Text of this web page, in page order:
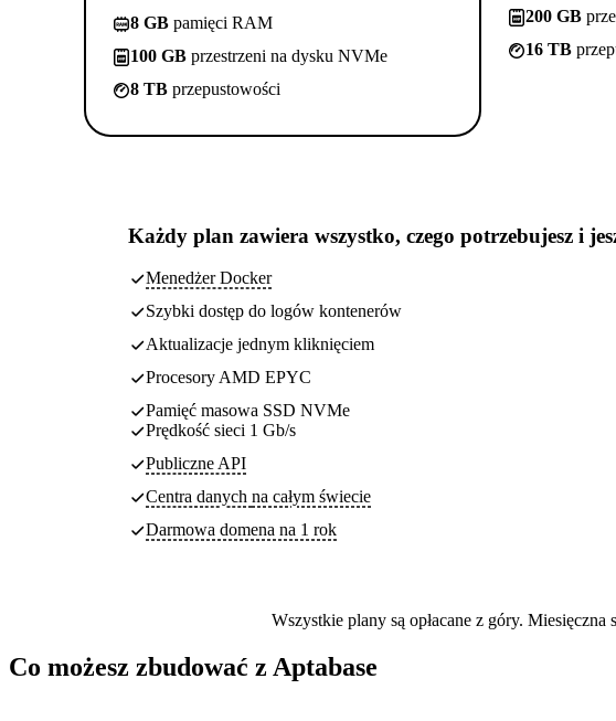
8 GB pamięci RAM
100 GB przestrzeni na dysku NVMe
8 TB przepustowości
200 GB
16 TB
Każdy plan zawiera wszystko, czego potrzebujesz i
Menedżer Docker
Szybki dostęp do logów kontenerów
Aktualizacje jednym kliknięciem
Procesory AMD EPYC
Pamięć masowa SSD NVMe
Prędkość sieci 1 Gb/s
Publiczne API
Centra danych na całym świecie
Darmowa domena na 1 rok
Wszystkie plany są opłacane z góry.
Co możesz zbudować z Aptabase